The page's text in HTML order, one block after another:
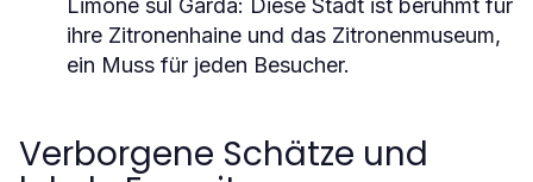
Limone sul Garda: Diese Stadt ist berühmt für
ihre Zitronenhaine und das Zitronenmuseum,
ein Muss für jeden Besucher.
Verborgene Schätze und